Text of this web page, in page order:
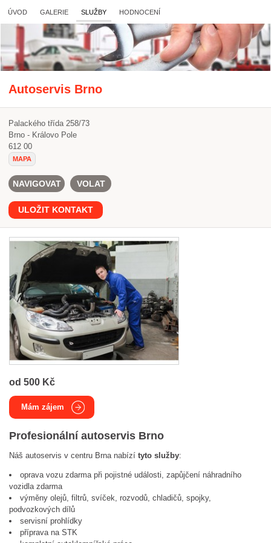
ÚVOD GALERIE SLUŽBY HODNOCENÍ
Autoservis Brno
Palackého třída 258/73
Brno - Královo Pole
612 00
MAPA
NAVIGOVAT VOLAT
ULOŽIT KONTAKT
od 500 Kč
Mám zájem
Profesionální autoservis Brno
Náš autoservis v centru Brna nabízí tyto služby:
oprava vozu zdarma při pojistné události, zapůjčení náhradního
vozidla zdarma
výměny olejů, filtrů, svíček, rozvodů, chladičů, spojky,
podvozkových dílů
servisní prohlídky
příprava na STK